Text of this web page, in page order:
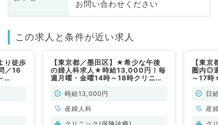
お問い合わせください
この求人と条件が近い求人
り徒歩
／16
【東京都／墨田区】★希少な午後
の婦人科求人★時給13,000円！毎
週月曜・金曜14時～18時クリニッ
週相談◎(産婦人科／非常勤)
時給13,000円
産婦人科
【東
圏内◎
～17
科／非
日
産